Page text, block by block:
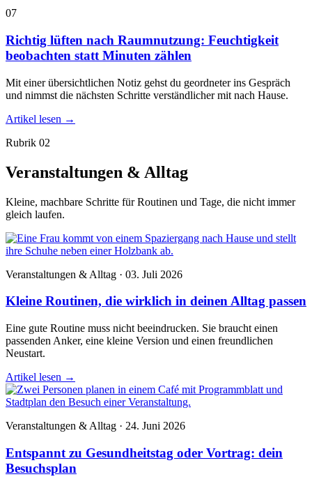
07
Richtig lüften nach Raumnutzung: Feuchtigkeit
beobachten statt Minuten zählen
Mit einer übersichtlichen Notiz gehst du geordneter ins Gespräch
und nimmst die nächsten Schritte verständlicher mit nach Hause.
Artikel lesen →
Rubrik 02
Veranstaltungen & Alltag
Kleine, machbare Schritte für Routinen und Tage, die nicht immer
gleich laufen.
Veranstaltungen & Alltag · 03. Juli 2026
Kleine Routinen, die wirklich in deinen Alltag passen
Eine gute Routine muss nicht beeindrucken. Sie braucht einen
passenden Anker, eine kleine Version und einen freundlichen
Neustart.
Artikel lesen →
Veranstaltungen & Alltag · 24. Juni 2026
Entspannt zu Gesundheitstag oder Vortrag: dein
Besuchsplan